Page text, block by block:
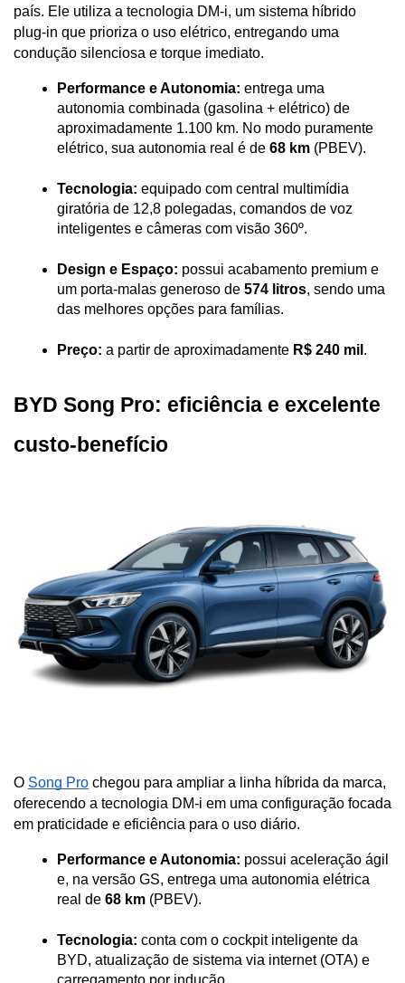
país. Ele utiliza a tecnologia DM-i, um sistema híbrido
plug-in que prioriza o uso elétrico, entregando uma
condução silenciosa e torque imediato.
Performance e Autonomia: entrega uma
autonomia combinada (gasolina + elétrico) de
aproximadamente 1.100 km. No modo puramente
elétrico, sua autonomia real é de 68 km (PBEV).
Tecnologia: equipado com central multimídia
giratória de 12,8 polegadas, comandos de voz
inteligentes e câmeras com visão 360º.
Design e Espaço: possui acabamento premium e
um porta-malas generoso de 574 litros, sendo uma
das melhores opções para famílias.
Preço: a partir de aproximadamente R$ 240 mil .
BYD Song Pro: eficiência e excelente
custo-benefício
O Song Pro chegou para ampliar a linha híbrida da marca,
oferecendo a tecnologia DM-i em uma configuração focada
em praticidade e eficiência para o uso diário.
Performance e Autonomia: possui aceleração ágil
e, na versão GS, entrega uma autonomia elétrica
real de 68 km (PBEV).
Tecnologia: conta com o cockpit inteligente da
BYD, atualização de sistema via internet (OTA) e
carregamento por indução.